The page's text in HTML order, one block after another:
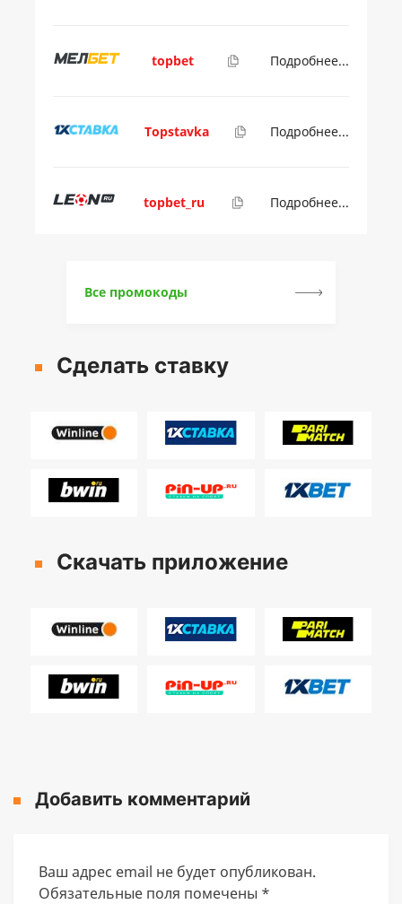
topbet Подробнее...
Topstavka Подробнее...
topbet_ru Подробнее...
Все промокоды
Сделать ставку
Скачать приложение
Добавить комментарий
Ваш адрес email не будет опубликован.
Обязательные поля помечены *